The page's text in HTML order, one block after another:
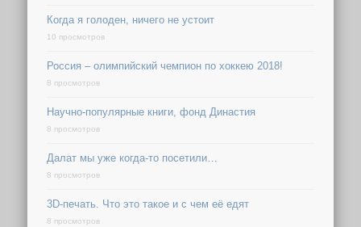
Когда я голоден, ничего не устоит
10 просмотров
Россия – олимпийский чемпион по хоккею 2018!
8 просмотров
Научно-популярные книги, фонд Династия
8 просмотров
Далат мы уже когда-то посетили…
8 просмотров
3D-печать. Что это такое и с чем её едят
8 просмотров